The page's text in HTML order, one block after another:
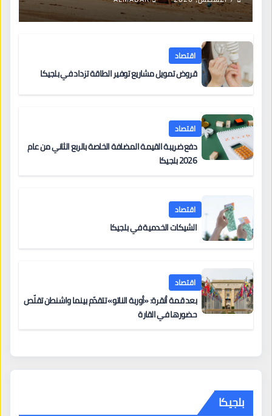
اقتصاد
قروض تمويل مشاريع توفير الطاقة تزداد في بلجيكا
اقتصاد
دفع ضريبة القيمة المضافة الخاصة بالربع الثاني من عام
2026 بلجيكا
اقتصاد
الشيكات الخدمية في بلجيكا
اقتصاد
بعد قمة أنقرة: «أوربة الناتو» تتقدّم بينما واشنطن تقلّص
حضورها في القارة
بلجيكا